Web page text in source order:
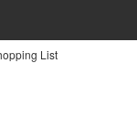
List